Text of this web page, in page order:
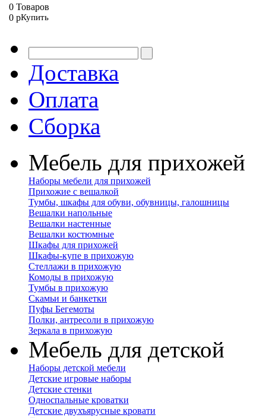
0 Товаров
0 pКупить
Доставка
Оплата
Сборка
Мебель для прихожей
Наборы мебели для прихожей
Прихожие с вешалкой
Тумбы, шкафы для обуви, обувницы, галошницы
Вешалки напольные
Вешалки настенные
Вешалки костюмные
Шкафы для прихожей
Шкафы-купе в прихожую
Стеллажи в прихожую
Комоды в прихожую
Тумбы в прихожую
Скамьи и банкетки
Пуфы Бегемоты
Полки, антресоли в прихожую
Зеркала в прихожую
Мебель для детской
Наборы детской мебели
Детские игровые наборы
Детские стенки
Односпальные кроватки
Детские двухъярусные кровати